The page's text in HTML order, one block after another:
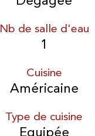
Nb de salle d'eau
1
Cuisine
Américaine
Type de cuisine